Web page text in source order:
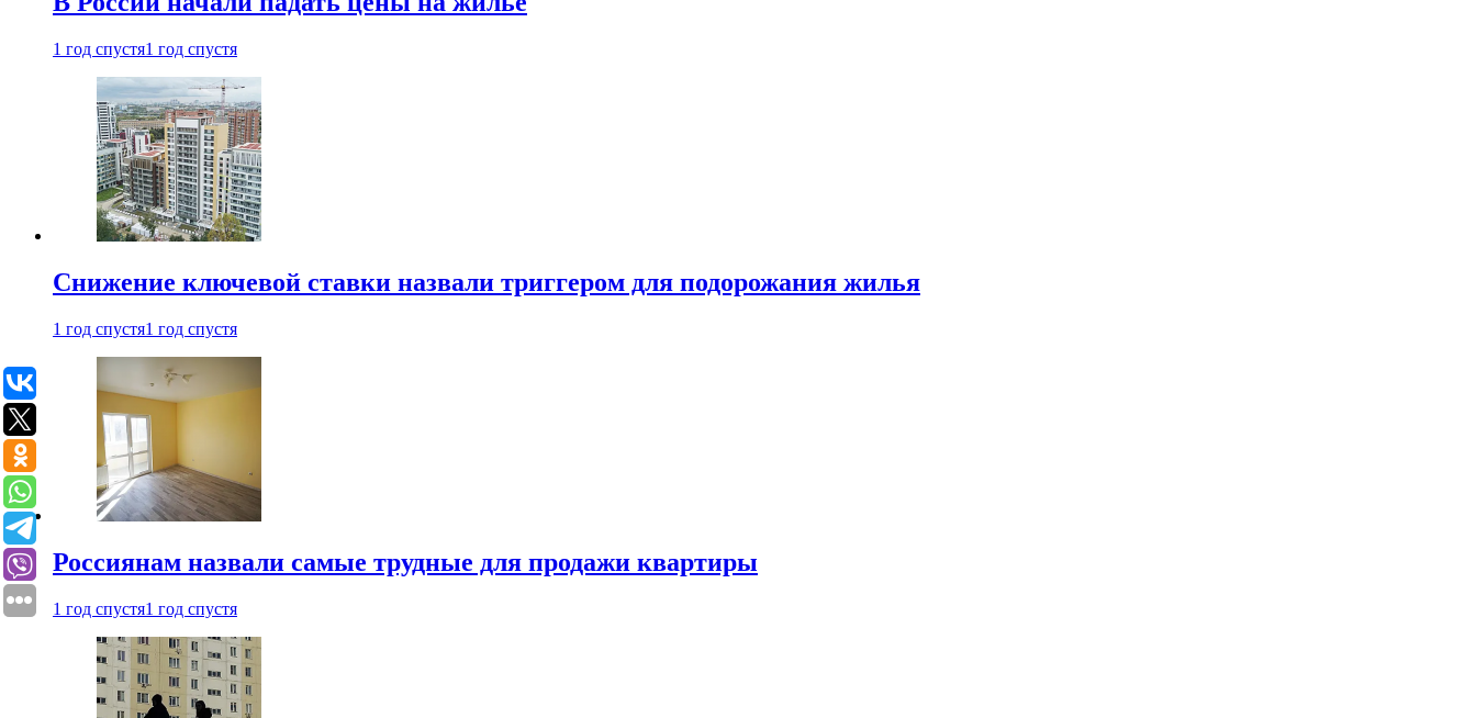
1 год спустя1 год спустя
Снижение ключевой ставки назвали триггером для подорожания жилья
1 год спустя1 год спустя
Россиянам назвали самые трудные для продажи квартиры
1 год спустя1 год спустя